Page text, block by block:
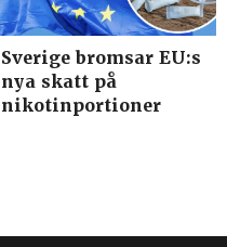
Sverige bromsar EU:s
nya skatt på
nikotinportioner